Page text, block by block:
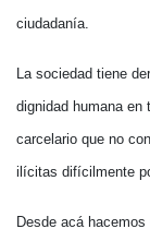
ciudadanía.
La sociedad tiene
dignidad humana
carcelario que no
ilícitas difícilmente
Desde acá